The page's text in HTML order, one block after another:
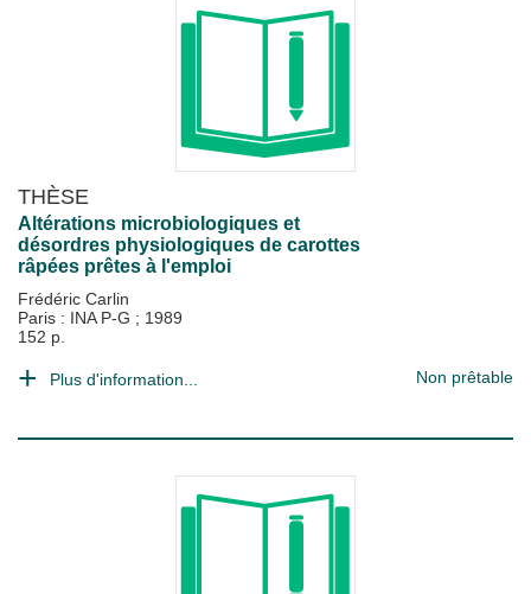
THÈSE
Altérations microbiologiques et
désordres physiologiques de carottes
râpées prêtes à l'emploi
Frédéric Carlin
Paris : INA P-G ; 1989
152 p.
Plus d'information... Non prêtable